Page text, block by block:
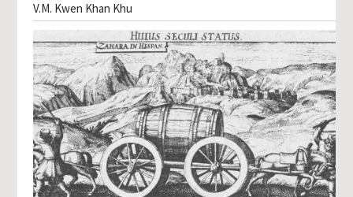
V.M. Kwen Khan Khu